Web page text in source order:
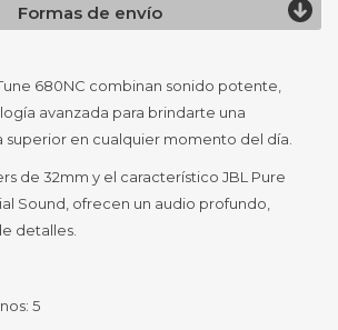
Formas de envío
680NC combinan sonido potente,
avanzada para brindarte una
superior en cualquier momento del día.
de 32mm y el característico JBL Pure
Sound, ofrecen un audio profundo,
detalles.
5